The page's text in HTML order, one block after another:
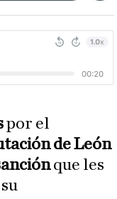
por el
de León
que les